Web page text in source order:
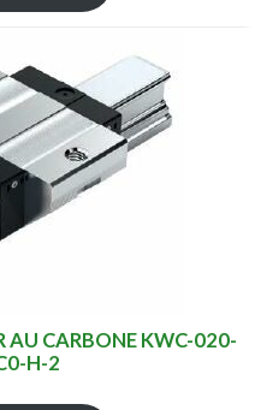
AU CARBONE KWC-020-
H-2